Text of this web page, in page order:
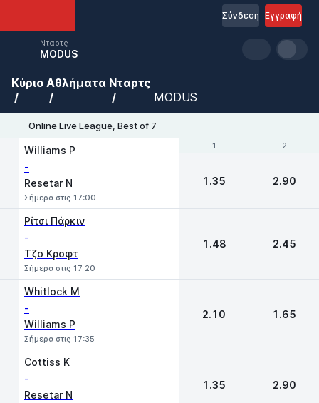
Εγγραφή
Σύνδεση
Νταρτς
MODUS
Κύριο Αθλήματα Νταρτς
MODUS
Online Live League, Best of 7
1 2
Williams P
-
Resetar N
Σήμερα στις 17:00
1 2
1.35 2.90
Ρίτσι Πάρκιν
-
Τζο Κροφτ
Σήμερα στις 17:20
1.48 2.45
Whitlock M
-
Williams P
Σήμερα στις 17:35
2.10 1.65
Cottiss K
-
Resetar N
1.35 2.90